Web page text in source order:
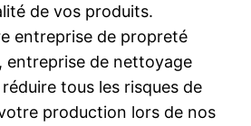
de vos produits.
entreprise de propreté
entreprise de nettoyage
tous les risques de
production lors de nos